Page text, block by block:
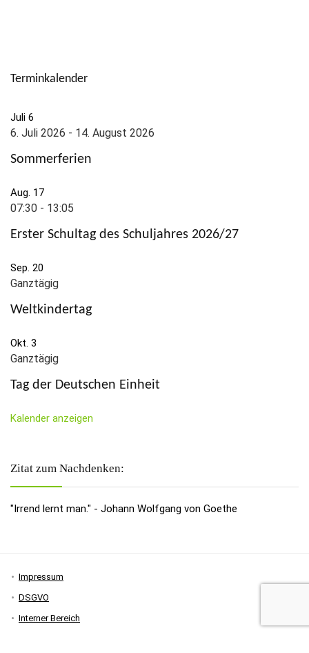
Terminkalender
Juli 6
6. Juli 2026 - 14. August 2026
Sommerferien
Aug. 17
07:30 - 13:05
Erster Schultag des Schuljahres 2026/27
Sep. 20
Ganztägig
Weltkindertag
Okt. 3
Ganztägig
Tag der Deutschen Einheit
Kalender anzeigen
Zitat zum Nachdenken:
"Irrend lernt man." - Johann Wolfgang von Goethe
Impressum
DSGVO
Interner Bereich